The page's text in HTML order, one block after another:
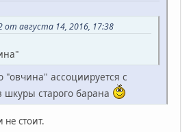
августа 14, 2016, 17:38
"овчина" ассоциируется с
старого барана
стоит.